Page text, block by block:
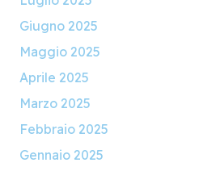
Giugno 2025
Maggio 2025
Aprile 2025
Marzo 2025
Febbraio 2025
Gennaio 2025